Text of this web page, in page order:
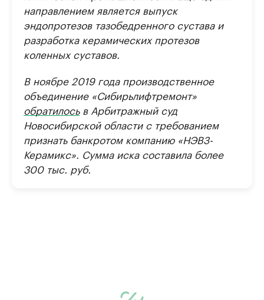
направлением является выпуск
эндопротезов тазобедренного сустава и
разработка керамических протезов
коленных суставов.
В ноябре 2019 года производственное
объединение «Сибирьлифтремонт»
обратилосьв Арбитражный суд
Новосибирской области с требованием
признать банкротом компанию «НЭВЗ-
Керамикс». Сумма иска составила более
300 тыс. руб.